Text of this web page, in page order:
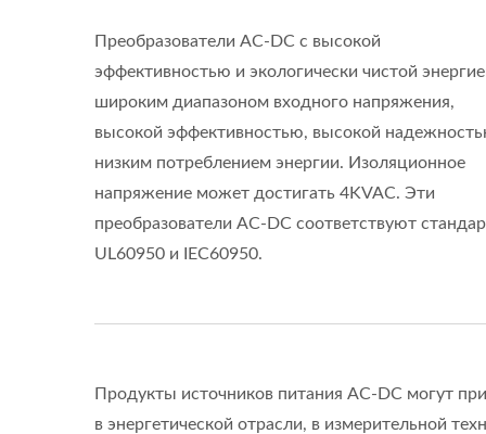
Преобразователи AC-DC с высокой
эффективностью и экологически чистой
широким диапазоном входного напряжения,
высокой эффективностью, высокой
низким потреблением энергии. Изоляционное
напряжение может достигать 4KVAC. Эти
преобразователи AC-DC соответствуют
UL60950 и IEC60950.
Продукты источников питания AC-DC могут
в энергетической отрасли, в измерительной